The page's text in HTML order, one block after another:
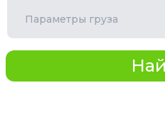
Параметры груза